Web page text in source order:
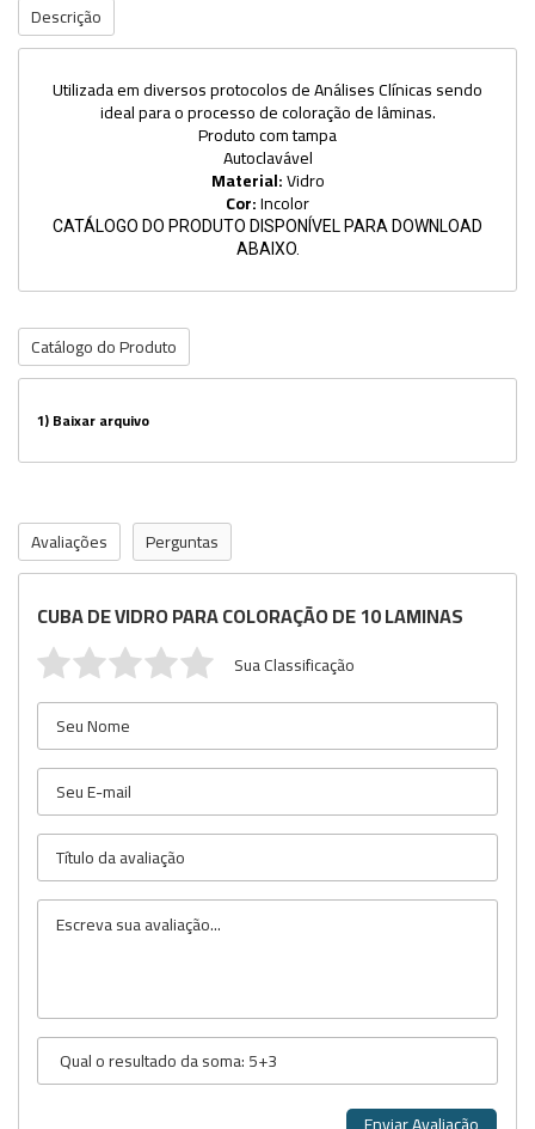
Descrição
Utilizada em diversos protocolos de Análises Clínicas sendo
ideal para o processo de coloração de lâminas.
Produto com tampa
Autoclavável
Material:Vidro
Cor:Incolor
CATÁLOGO DO PRODUTO DISPONÍVEL PARA DOWNLOAD
ABAIXO.
Catálogo do Produto
1)Baixar arquivo
Avaliações Perguntas
CUBA DE VIDRO PARA COLORAÇÃO DE 10 LAMINAS
Sua Classificação